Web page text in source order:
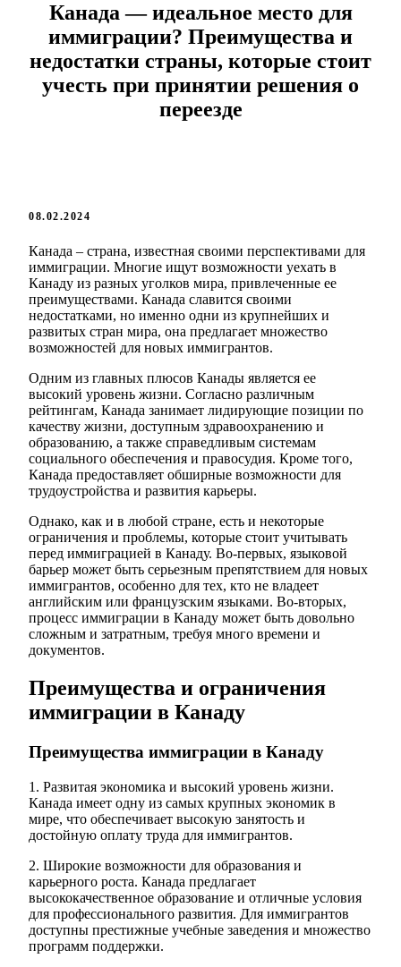
Канада — идеальное место для
иммиграции? Преимущества и
недостатки страны, которые стоит
учесть при принятии решения о
переезде
08.02.2024
Канада – страна, известная своими перспективами для
иммиграции. Многие ищут возможности уехать в
Канаду из разных уголков мира, привлеченные ее
преимуществами. Канада славится своими
недостатками, но именно одни из крупнейших и
развитых стран мира, она предлагает множество
возможностей для новых иммигрантов.
Одним из главных плюсов Канады является ее
высокий уровень жизни. Согласно различным
рейтингам, Канада занимает лидирующие позиции по
качеству жизни, доступным здравоохранению и
образованию, а также справедливым системам
социального обеспечения и правосудия. Кроме того,
Канада предоставляет обширные возможности для
трудоустройства и развития карьеры.
Однако, как и в любой стране, есть и некоторые
ограничения и проблемы, которые стоит учитывать
перед иммиграцией в Канаду. Во-первых, языковой
барьер может быть серьезным препятствием для новых
иммигрантов, особенно для тех, кто не владеет
английским или французским языками. Во-вторых,
процесс иммиграции в Канаду может быть довольно
сложным и затратным, требуя много времени и
документов.
Преимущества и ограничения
иммиграции в Канаду
Преимущества иммиграции в Канаду
1. Развитая экономика и высокий уровень жизни.
Канада имеет одну из самых крупных экономик в
мире, что обеспечивает высокую занятость и
достойную оплату труда для иммигрантов.
2. Широкие возможности для образования и
карьерного роста. Канада предлагает
высококачественное образование и отличные условия
для профессионального развития. Для иммигрантов
доступны престижные учебные заведения и множество
программ поддержки.